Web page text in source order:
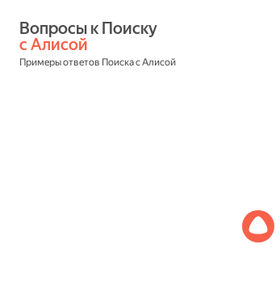
с Алисой
Примеры ответов Поиска с Алисой